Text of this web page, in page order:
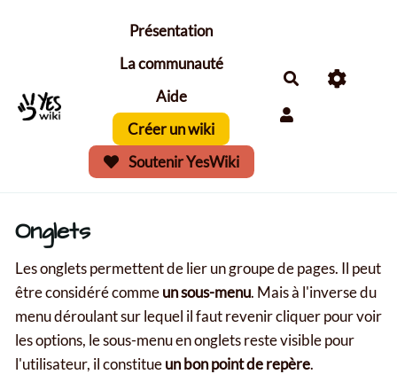
Aller au contenu principal
Présentation
La communauté
Aide
Créer un wiki
Soutenir YesWiki
Onglets
Les onglets permettent de lier un groupe de pages. Il peut
être considéré commeun sous-menu. Mais à l'inverse du
menu déroulant sur lequel il faut revenir cliquer pour voir
les options, le sous-menu en onglets reste visible pour
l'utilisateur, il constitueun bon point de repère.